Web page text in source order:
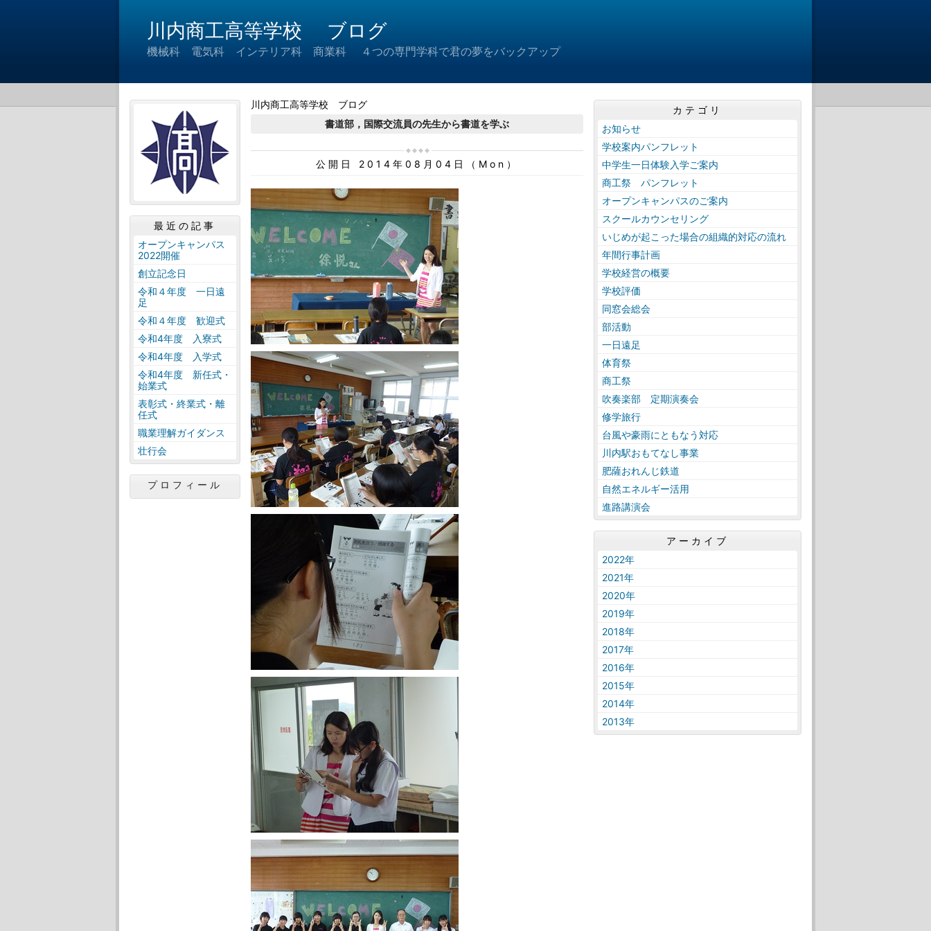
川内商工高等学校 ブログ
機械科 電気科 インテリア科 商業科 ４つの専門学科で君の夢をバックアップ
川内商工高等学校 ブログ
書道部，国際交流員の先生から書道を学ぶ
公開日 2014年08月04日（Mon）
最近の記事
オープンキャンパス
2022開催
創立記念日
令和４年度 一日遠
足
令和４年度 歓迎式
令和4年度 入寮式
令和4年度 入学式
令和4年度 新任式・
始業式
表彰式・終業式・離
任式
職業理解ガイダンス
壮行会
プロフィール
カテゴリ
お知らせ
学校案内パンフレット
中学生一日体験入学ご案内
商工祭 パンフレット
オープンキャンパスのご案内
スクールカウンセリング
いじめが起こった場合の組織的対応の流れ
年間行事計画
学校経営の概要
学校評価
同窓会総会
部活動
一日遠足
体育祭
商工祭
吹奏楽部 定期演奏会
修学旅行
台風や豪雨にともなう対応
川内駅おもてなし事業
肥薩おれんじ鉄道
自然エネルギー活用
進路講演会
アーカイブ
2022年
2021年
2020年
2019年
2018年
2017年
2016年
2015年
2014年
2013年